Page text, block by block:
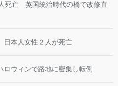
死亡 英国統治時代の橋で改修直
本人女性２人が死亡
ウィンで路地に密集し転倒